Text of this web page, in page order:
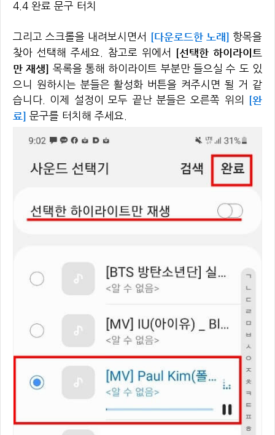
4.4 완료 문구 터치
그리고 스크롤을 내려보시면서 [다운로드한 노래] 항목을
찾아 선택해 주세요. 참고로 위에서
[선택한 하이라이트
만 재생] 목록을 통해 하이라이트 부분만 들으실 수 도 있
으니 원하시는 분들은 활성화 버튼을 켜주시면 될 거 같
습니다. 이제 설정이 모두 끝난 분들은 오른쪽 위의
[완
료] 문구를 터치해 주세요.